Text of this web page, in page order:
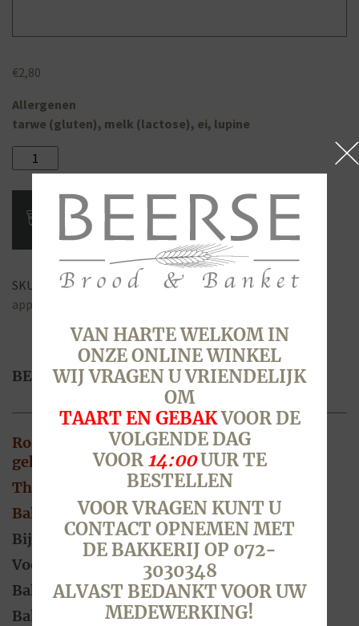
€2,80
Allergenen
tarwe (gluten), melk (lactose), ei, lupine
Saucijzenbroodje,
thuis
afbakken
aantal
SKU: 3625Categorie: Beerse thuis afbakkenTags:afbak
appelbroodje
BESCHRIJVING
Roomboter bladerdeeg gevuld met heerlijke
gekruid gehakt van slager Heinis uit Oudorp.
Thuis warm uit de oven!
Bakadvies
Bij voorkeur ontdooid bakken
Voorverwarmen 180 graden
Bakken 180 graden
Baktijd 30 minuten
VAN HARTE WELKOM IN
ONZE ONLINE WINKEL
WIJ VRAGEN U VRIENDELIJK
OM
TAART EN GEBAKVOOR DE
VOLGENDE DAG
VOOR 14:00UUR TE
BESTELLEN
VOOR VRAGEN KUNT U
CONTACT OPNEMEN MET
DE BAKKERIJ OP 072-
3030348
ALVAST BEDANKT VOOR UW
MEDEWERKING!